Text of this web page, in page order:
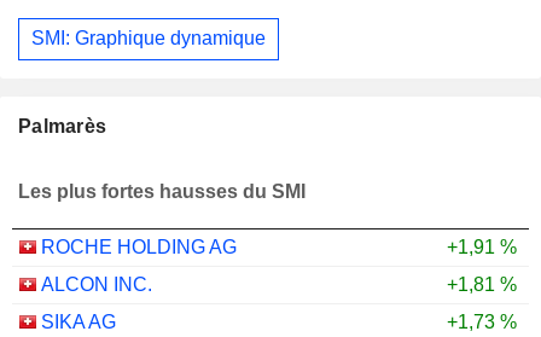
SMI: Graphique dynamique
Palmarès
Les plus fortes hausses du SMI
ROCHE HOLDING AG
+1,91 %
ALCON INC.
+1,81 %
SIKA AG
+1,73 %